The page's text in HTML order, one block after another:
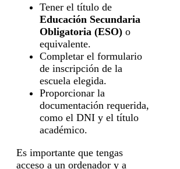
Tener el título de
Educación Secundaria
Obligatoria (ESO) o
equivalente.
Completar el formulario
de inscripción de la
escuela elegida.
Proporcionar la
documentación requerida,
como el DNI y el título
académico.
Es importante que tengas
acceso a un ordenador y a